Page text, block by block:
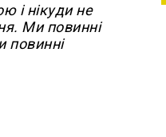
і нікуди не
Ми повинні
повинні